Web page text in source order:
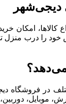
دیجی‌شهر
کالا‌ها، امکان
را درب منزل
در فروشگاه
موبایل،